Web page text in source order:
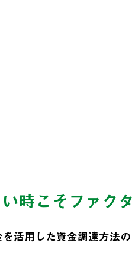
時こそファク
活用した資金調達方法